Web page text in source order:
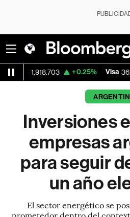
+0.25% Visa 362.50 -
Inversiones
empresas
para seguir
un año
El sector energético se